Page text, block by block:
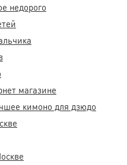
недорого
магазине
кимоно для дзюдо